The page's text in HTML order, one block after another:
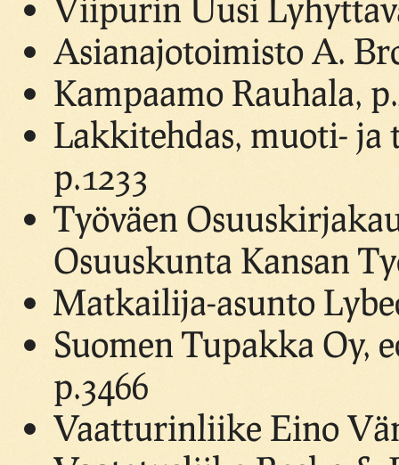
Asianajotoimisto A.
Kampaamo Rauhala,
Lakkitehdas, muoti-
p.1233
Työväen
Osuuskunta Kansan
Matkailija-asunto
Suomen Tupakka Oy,
p.3466
Vaatturinliike Eino